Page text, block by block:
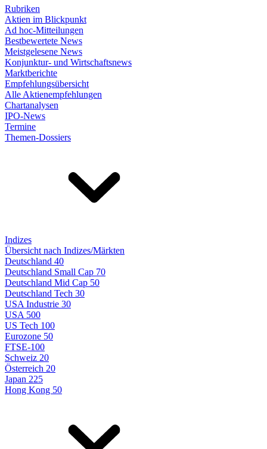
Rubriken
Aktien im Blickpunkt
Ad hoc-Mitteilungen
Bestbewertete News
Meistgelesene News
Konjunktur- und Wirtschaftsnews
Marktberichte
Empfehlungsübersicht
Alle Aktienempfehlungen
Chartanalysen
IPO-News
Termine
Themen-Dossiers
Indizes
Übersicht nach Indizes/Märkten
Deutschland 40
Deutschland Small Cap 70
Deutschland Mid Cap 50
Deutschland Tech 30
USA Industrie 30
USA 500
US Tech 100
Eurozone 50
FTSE-100
Schweiz 20
Österreich 20
Japan 225
Hong Kong 50